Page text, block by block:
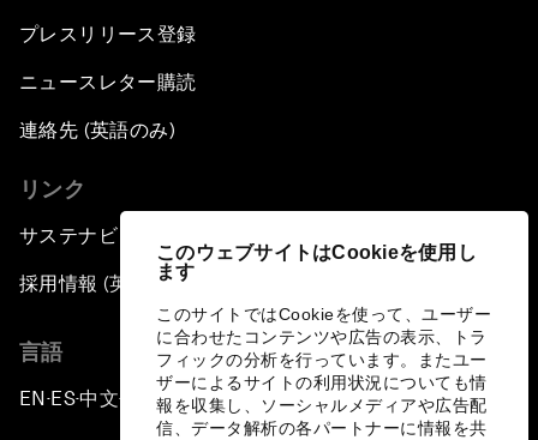
このウェブサイトはCookieを使用し
ます
このサイトではCookieを使って、ユーザー
に合わせたコンテンツや広告の表示、トラ
フィックの分析を行っています。またユー
ザーによるサイトの利用状況についても情
報を収集し、ソーシャルメディアや広告配
信、データ解析の各パートナーに情報を共
プレスリリース登録
ニュースレター購読
連絡先 (英語のみ)
リンク
サステナビリティへの取り組み
採用情報 (英語のみ)
言語
EN ▪ES▪中文▪ 日本語